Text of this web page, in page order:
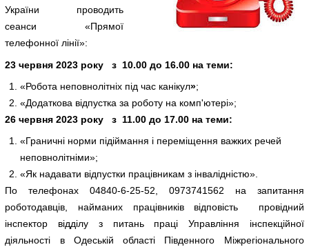
України проводить
сеанси «Прямої
телефонної лінії»:
23 червня 2023 року
з 10.00 до 16.00 на теми:
«Робота неповнолітніх під час канікул»;
«Додаткова відпустка за роботу на комп'ютері»;
26 червня 2023 року з 11.00 до 17.00 на теми:
«Граничні норми підіймання і переміщення важких речей
неповнолітніми»;
«Як надавати відпустки працівникам з інвалідністю».
По телефонах 04840-6-25-52, 0973741562 на запитання
роботодавців, найманих працівників відповість провідний
інспектор відділу з питань праці Управління інспекційної
діяльності в Одеській області Південного Міжрегіонального